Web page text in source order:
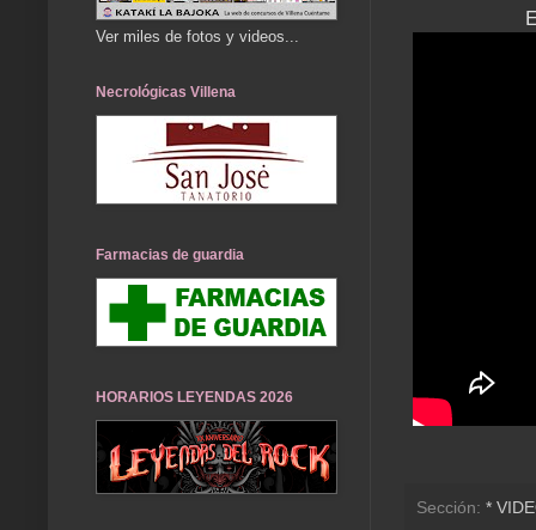
Sección: *
Ver miles de fotos y videos...
Necrológicas Villena
Farmacias de guardia
HORARIOS LEYENDAS 2026